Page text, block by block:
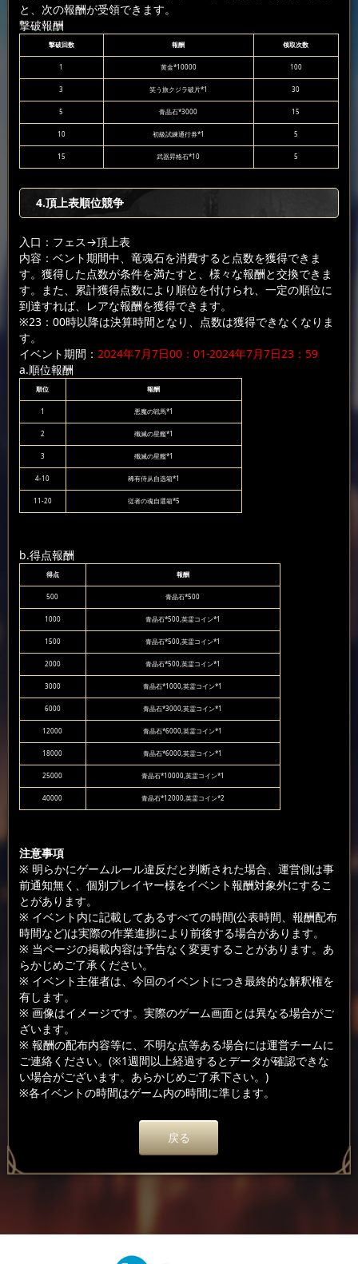
と、次の報酬が受領できます。
撃破報酬
撃破回数 報酬 领取次数
1 黄金*10000 100
3 笑う旅クジラ破片*1 30
5 青晶石*3000 15
10 初級試練通行券*1 5
15 武器昇格石*10 5
4.頂上表順位競争
入口：フェス→頂上表
内容：ベント期間中、竜魂石を消費すると点数を獲得できま
す。獲得した点数が条件を満たすと、様々な報酬と交換できま
す。また、累計獲得点数により順位を付けられ、一定の順位に
到達すれば、レアな報酬を獲得できます。
※23：00時以降は決算時間となり、点数は獲得できなくなりま
す。
イベント期間： 2024年7月7日00：01-2024年7月7日23：59
a.順位報酬
順位 報酬
1 悪魔の戦馬*1
2 殲滅の星艦*1
3 殲滅の星艦*1
4-10 稀有侍从自选箱*1
11-20 従者の魂自選箱*5
b.得点報酬
得点 報酬
500 青晶石*500
1000 青晶石*500,英霊コイン*1
1500 青晶石*500,英霊コイン*1
2000 青晶石*500,英霊コイン*1
3000 青晶石*1000,英霊コイン*1
6000 青晶石*3000,英霊コイン*1
12000 青晶石*6000,英霊コイン*1
18000 青晶石*6000,英霊コイン*1
25000 青晶石*10000,英霊コイン*1
40000 青晶石*12000,英霊コイン*2
注意事項
※ 明らかにゲームルール違反だと判断された場合、運営側は事
前通知無く、個別プレイヤー様をイベント報酬対象外にするこ
とがあります。
※ イベント内に記載してあるすべての時間(公表時間、報酬配布
時間など)は実際の作業進捗により前後する場合があります。
※ 当ページの掲載内容は予告なく変更することがあります。あ
らかじめご了承ください。
※ イベント主催者は、今回のイベントにつき最終的な解釈権を
有します。
※ 画像はイメージです。実際のゲーム画面とは異なる場合がご
ざいます。
※ 報酬の配布内容等に、不明な点等ある場合には運営チームに
ご連絡ください。(※1週間以上経過するとデータが確認できな
い場合がございます。あらかじめご了承下さい。)
※各イベントの時間はゲーム内の時間に準じます。
戻る